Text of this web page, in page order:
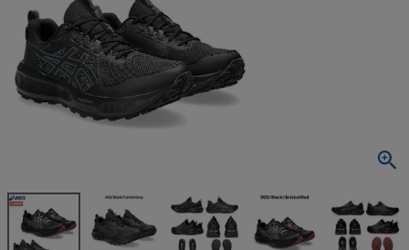
最近閲覧した商品
ics GEL-SO
NOMA GTX
(税込)